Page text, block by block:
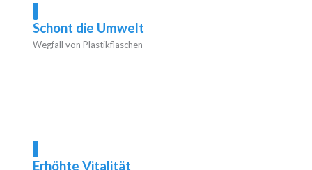
Schont die Umwelt
Wegfall von Plastikflaschen
Erhöhte Vitalität